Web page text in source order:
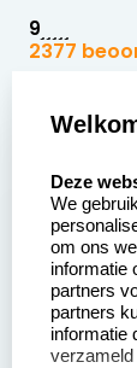
9
2377
Zakelijk:
Betaling &
worden
Sale
Deze
We
om ons
informatie
partners
partners
informatie